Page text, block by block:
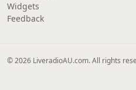
Widgets
Feedback
© 2026 LiveradioAU.com. All rights